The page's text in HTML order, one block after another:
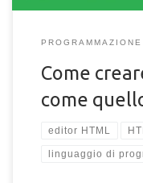
PROGRAMMAZIONE
Come
come
editor HTML
linguaggio di